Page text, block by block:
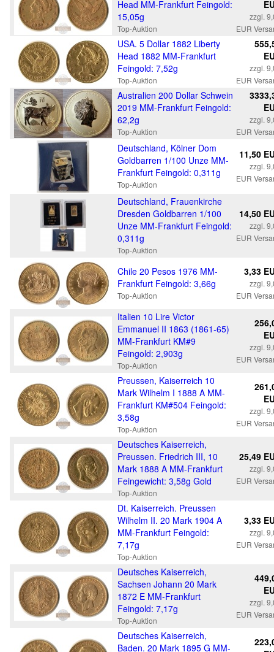
Head MM-Frankfurt Feingold:
15,05g
Top-Auktion
zzgl.
EUR
USA. 5 Dollar 1882 Liberty
Head 1882 MM-Frankfurt
Feingold: 7,52g
Top-Auktion
zzgl.
EUR
Australien 200 Dollar Schwein
2019 MM-Frankfurt Feingold:
62,2g
Top-Auktion
zzgl.
EUR
Deutschland, Kölner Dom
Goldbarren 1/100 Unze MM-
Frankfurt Feingold: 0,311g
Top-Auktion
11,50
zzgl.
EUR
Deutschland, Frauenkirche
Dresden Goldbarren 1/100
Unze MM-Frankfurt Feingold:
0,311g
Top-Auktion
14,50
zzgl.
EUR
Chile 20 Pesos 1976 MM-
Frankfurt Feingold: 3,66g
Top-Auktion
3,33
zzgl.
EUR
Italien 10 Lire Victor
Emmanuel II 1863 (1861-65)
MM-Frankfurt KM#9
Feingold: 2,903g
Top-Auktion
zzgl.
EUR
Preussen, Kaiserreich 10
Mark Wilhelm I 1888 A MM-
Frankfurt KM#504 Feingold:
3,58g
Top-Auktion
zzgl.
EUR
Deutsches Kaiserreich,
Preussen. Friedrich III, 10
Mark 1888 A MM-Frankfurt
Feingewicht: 3,58g Gold
Top-Auktion
25,49
zzgl.
EUR
Dt. Kaiserreich. Preussen
Wilhelm II. 20 Mark 1904 A
MM-Frankfurt Feingold:
7,17g
Top-Auktion
3,33
zzgl.
EUR
Deutsches Kaiserreich,
Sachsen Johann 20 Mark
1872 E MM-Frankfurt
Feingold: 7,17g
Top-Auktion
zzgl.
EUR
Deutsches Kaiserreich,
Baden. 20 Mark 1895 G MM-